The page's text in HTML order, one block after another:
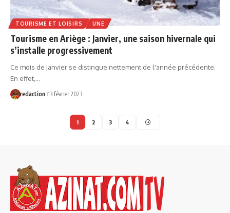
TOURISME ET LOISIRS UNE
Tourisme en Ariège : Janvier, une saison hivernale qui
s’installe progressivement
Ce mois de janvier se distingue nettement de l'année précédente.
En effet,…
redaction 13 février 2023
1 2 3 4